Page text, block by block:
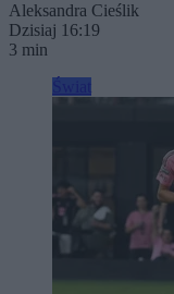
Aleksandra Cieślik
Dzisiaj 16:19
3 min